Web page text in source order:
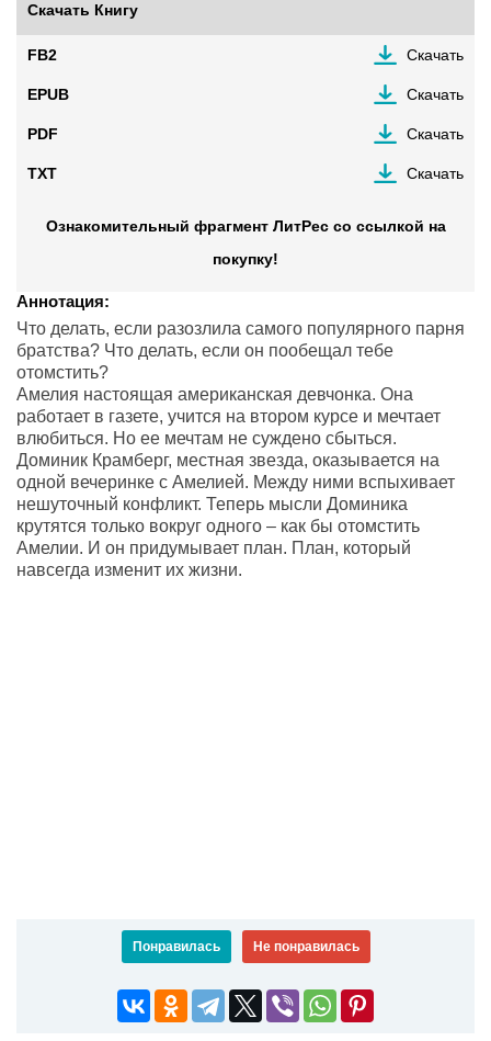
Скачать Книгу
FB2 Скачать
EPUB Скачать
PDF Скачать
TXT Скачать
Ознакомительный фрагмент ЛитРес со ссылкой на
покупку!
Аннотация:
Что делать, если разозлила самого популярного парня
братства? Что делать, если он пообещал тебе
отомстить?
Амелия настоящая американская девчонка. Она
работает в газете, учится на втором курсе и мечтает
влюбиться. Но ее мечтам не суждено сбыться.
Доминик Крамберг, местная звезда, оказывается на
одной вечеринке с Амелией. Между ними вспыхивает
нешуточный конфликт. Теперь мысли Доминика
крутятся только вокруг одного – как бы отомстить
Амелии. И он придумывает план. План, который
навсегда изменит их жизни.
Понравилась Не понравилась